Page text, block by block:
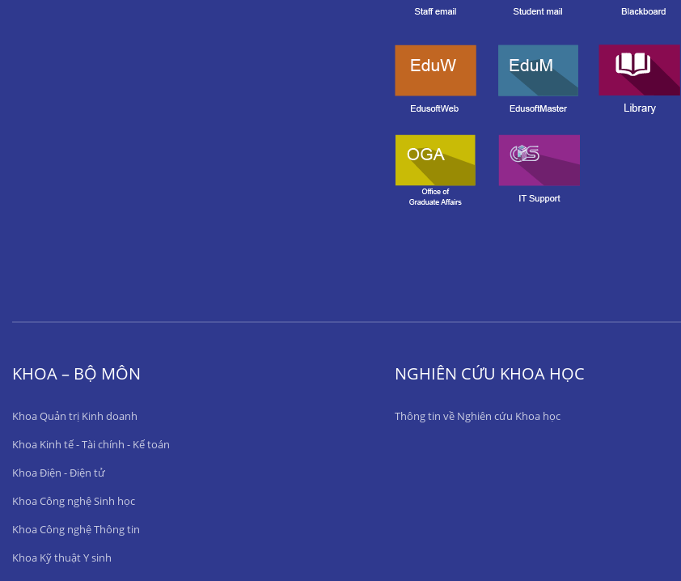
KHOA – BỘ MÔN
Khoa Quản trị Kinh doanh
Khoa Kinh tế - Tài chính - Kế toán
Khoa Điện - Điện tử
Khoa Công nghệ Sinh học
Khoa Công nghệ Thông tin
Khoa Kỹ thuật Y sinh
NGHIÊN CỨU KHOA HỌC
Thông tin về Nghiên cứu Khoa học